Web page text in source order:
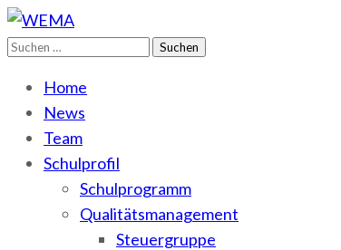
WEMA
BbS I des Salzlandkreises
Suchen
Home
News
Team
Schulprofil
Schulprogramm
Qualitätsmanagement
Steuergruppe